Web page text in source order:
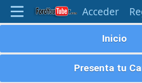
Acceder
Inicio
Presenta tu